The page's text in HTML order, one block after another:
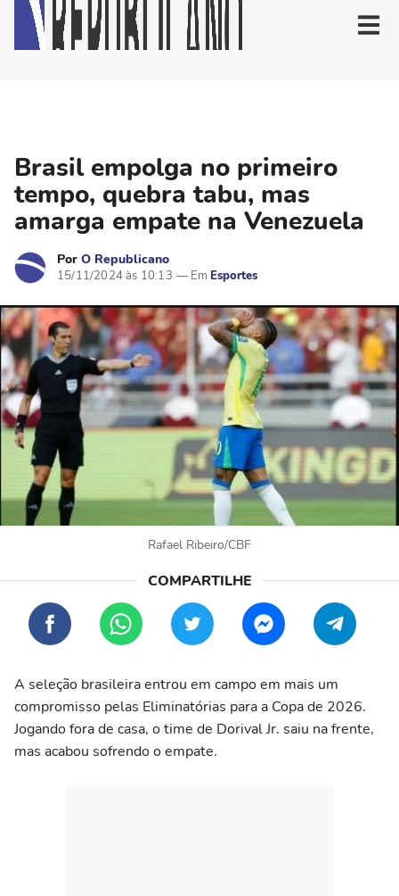
Brasil empolga no primeiro
tempo, quebra tabu, mas
amarga empate na Venezuela
Por O Republicano
15/11/2024 às 10:13 Esportes
Rafael Ribeiro/CBF
A seleção brasileira entrou em campo em mais um
compromisso pelas Eliminatórias para a Copa de 2026.
Jogando fora de casa, o time de Dorival Jr. saiu na frente,
mas acabou sofrendo o empate.